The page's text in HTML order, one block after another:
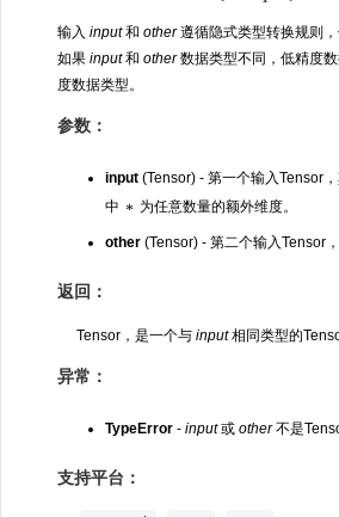
输入 input和 other遵循隐式类型转换规则，
如果 input和 other数据类型不同，低精度
度数据类型。
参数：
input (Tensor) - 第一个输入Tensor
中
为任意数量的额外维度。
other (Tensor) - 第二个输入Tensor
返回：
Tensor，是一个与 input相同类型的
异常：
TypeError - input或 other不是
支持平台：